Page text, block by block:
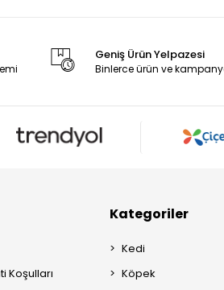
Geniş Ürün Yelpazesi
Binlerce ürün ve
Koşulları
Kategoriler
Kedi
Köpek